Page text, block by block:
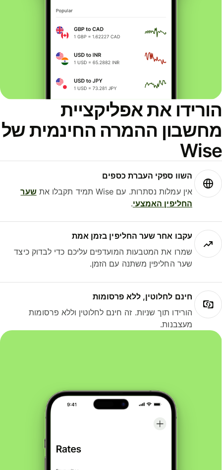
את אפליקציית
ההמרה החינמית של
השוו ספקי העברת כספים
אין עמלות נסתרות. עם Wise תמיד תקבלו את
שער
החליפין האמצעי.
עקבו אחר שער החליפין בזמן אמת
שמרו את המטבעות המועדפים עליכם כדי לבדוק כיצד
שער החליפין משתנה עם הזמן.
חינם לחלוטין, ללא פרסומות
הורידו תוך שניות. זה חינם לחלוטין וללא פרסומות
מעצבנות.